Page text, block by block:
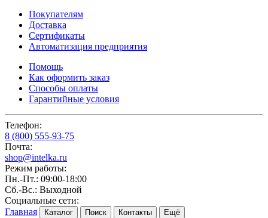
Покупателям
Доставка
Сертификаты
Автоматизация предприятия
Помощь
Как оформить заказ
Способы оплаты
Гарантийные условия
Телефон:
8 (800) 555-93-75
Почта:
shop@intelka.ru
Режим работы:
Пн.-Пт.: 09:00-18:00
Сб.-Вс.: Выходной
Социальные сети:
Главная
Каталог Поиск Контакты Ещё